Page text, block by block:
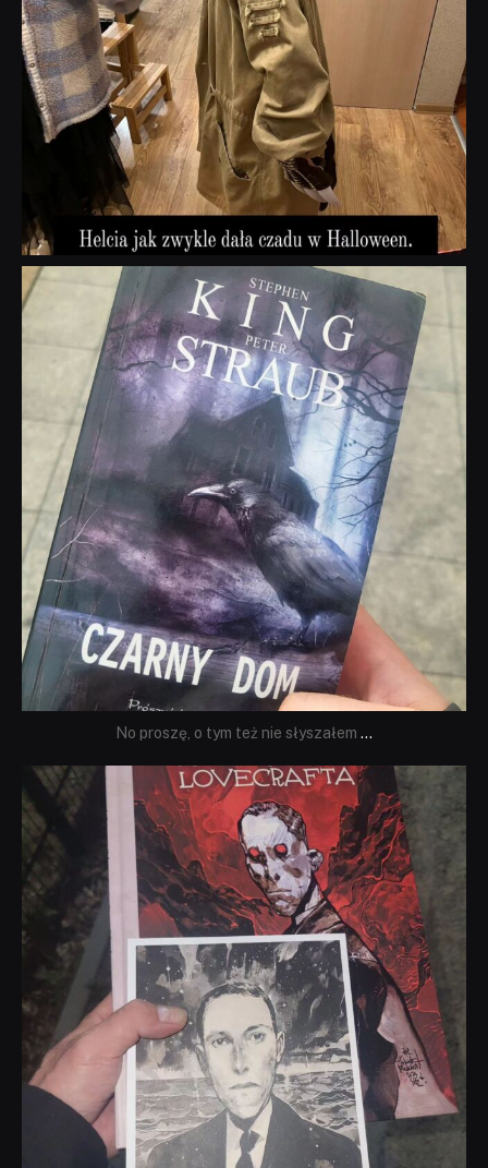
dobryhorror
Wrz 23
No proszę, o tym też nie słyszałem ...
dobryhorror
Wrz 19